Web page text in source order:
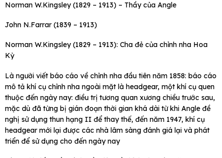
Norman W.Kingsley (1829 – 1913) – Thầy của Angle
John N.Farrar (1839 – 1913)
Norman W.Kingsley (1829 – 1913): Cha đẻ của chỉnh nha Hoa
Kỳ
Là người viết báo cáo về chỉnh nha đầu tiên năm 1858: báo cáo
mô tả khí cụ chỉnh nha ngoài mặt là headgear, một khí cụ quen
thuộc đến ngày nay: điều trị tương quan xương chiều trước sau,
mặc dù đã từng bị gián đoạn thời gian khá dài từ khi Angle đề
nghị sử dụng thun hạng II để thay thế, đến năm 1947, khí cụ
headgear mới lại được các nhà lâm sàng đánh giá lại và phát
triển để sử dụng cho đến ngày nay